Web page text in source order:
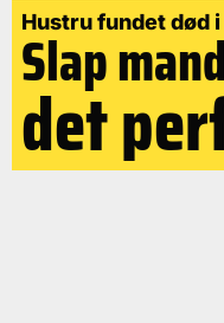
Hustru fundet død
Slap
det